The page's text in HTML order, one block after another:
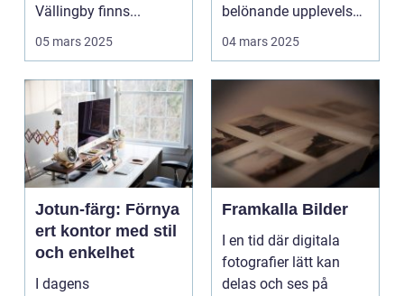
Vällingby finns...
05 mars 2025
belönande upplevelse.
Det handlar...
04 mars 2025
Jotun-färg: Förnya
ert kontor med stil
och enkelhet
I dagens
Framkalla Bilder
I en tid där digitala
fotografier lätt kan
delas och ses på